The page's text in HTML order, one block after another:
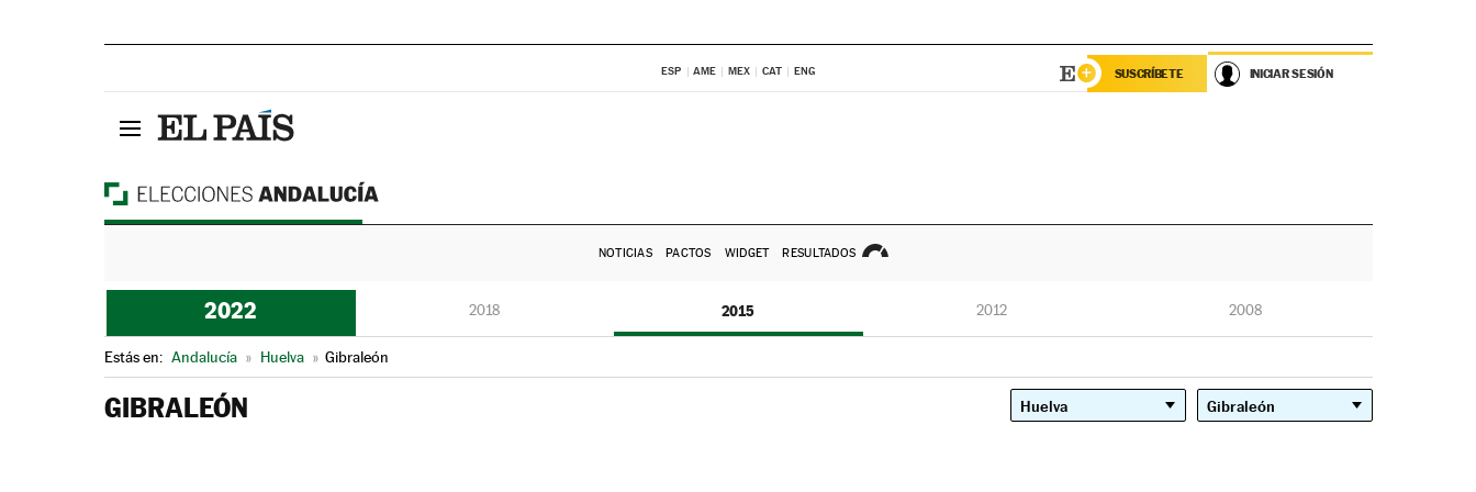
ESP AME MEX CAT ENG SUSCRÍBETE INICIAR SESIÓN
NOTICIAS PACTOS WIDGET RESULTADOS
2022 2018 2015 2012 2008
Estás en: Andalucía » Huelva » Gibraleón
GIBRALEÓN